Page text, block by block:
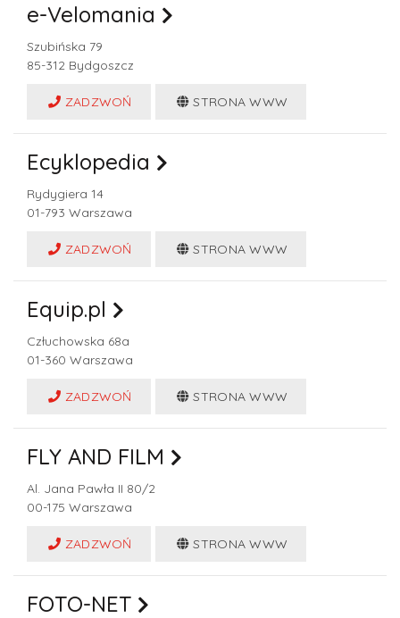
e-Velomania
Szubińska 79
85-312 Bydgoszcz
ZADZWOŃ STRONA WWW
Ecyklopedia
Rydygiera 14
01-793 Warszawa
ZADZWOŃ STRONA WWW
Equip.pl
Człuchowska 68a
01-360 Warszawa
ZADZWOŃ STRONA WWW
FLY AND FILM
Al. Jana Pawła II 80/2
00-175 Warszawa
ZADZWOŃ STRONA WWW
FOTO-NET